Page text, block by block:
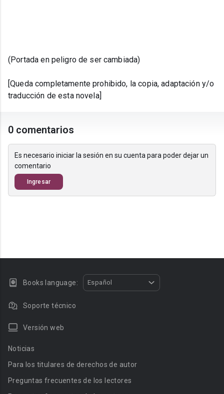
(Portada en peligro de ser cambiada)
[Queda completamente prohibido, la copia, adaptación y/o
traducción de esta novela]
0 comentarios
Es necesario iniciar la sesión en su cuenta para poder dejar un
comentario
Ingresar
Books language: Español
Soporte técnico
Versión web
Noticias
Para los titulares de derechos de autor
Preguntas frecuentes de los lectores